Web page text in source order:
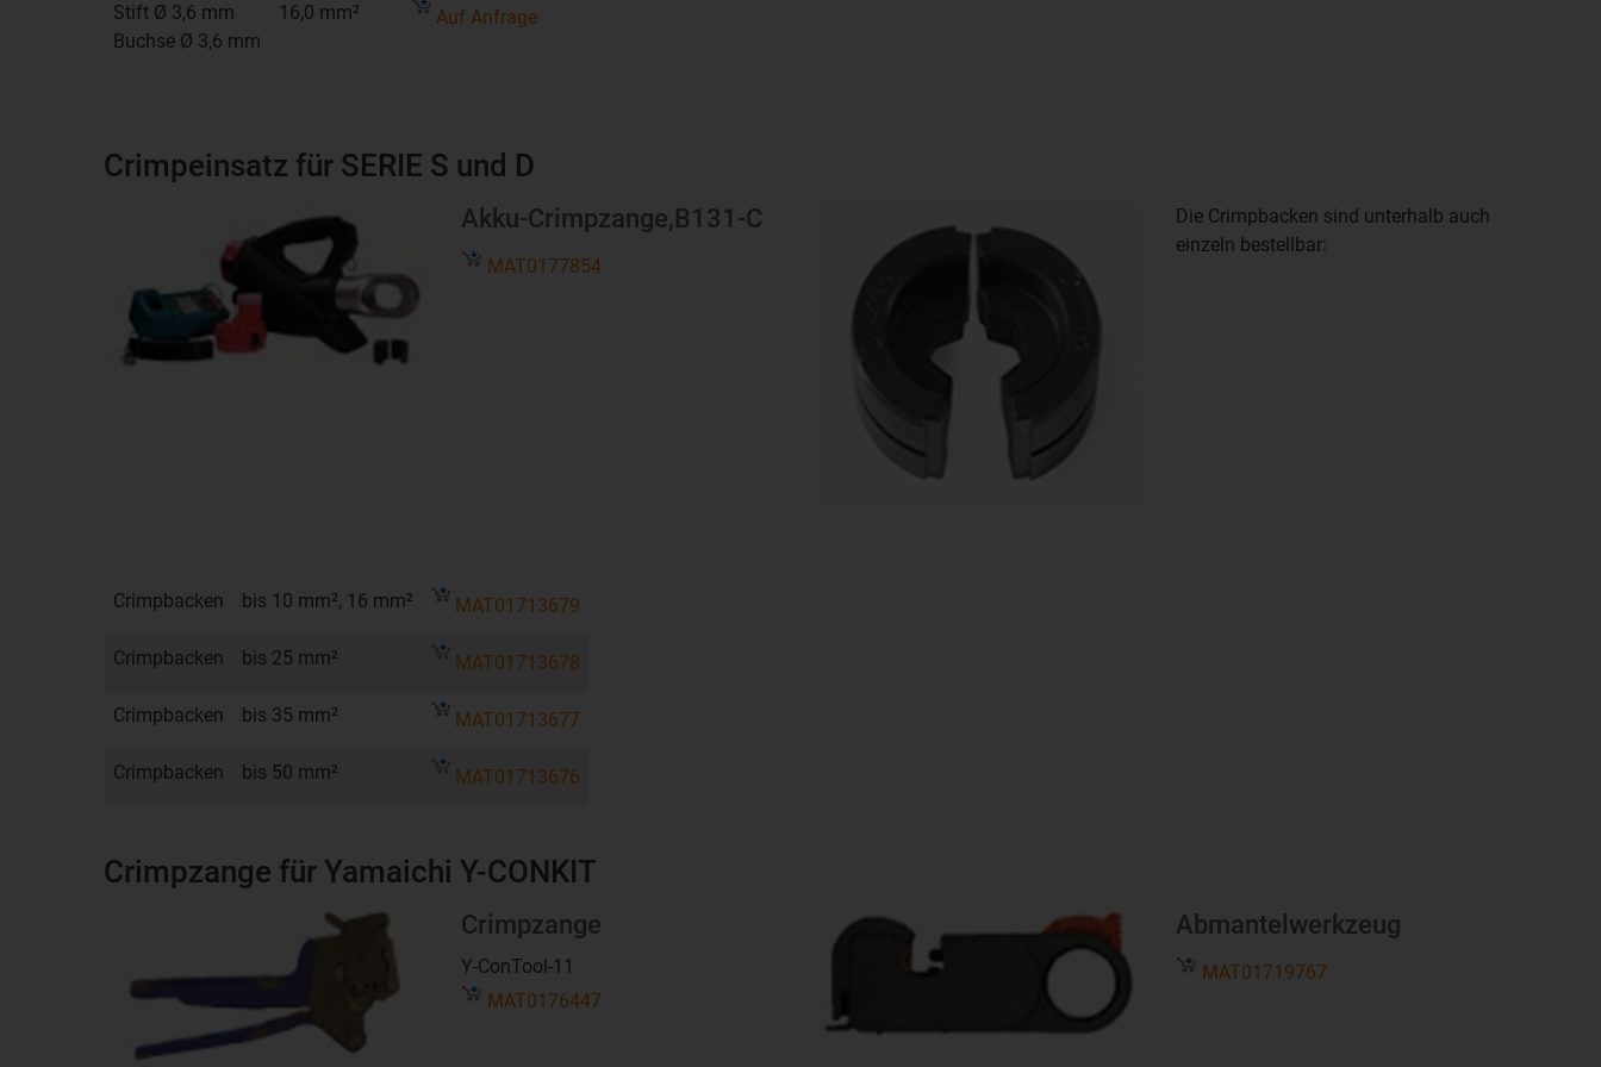
Stift Ø 3,6 mm
Buchse Ø 3,6 mm
16,0 mm² Auf Anfrage
Crimpeinsatz für SERIE S und D
Akku-Crimpzange,B131-C
MAT0177854
Die Crimpbacken sind unterhalb auch
einzeln bestellbar:
Crimpbacken bis 10 mm², 16 mm² MAT01713679
Crimpbacken bis 25 mm² MAT01713678
Crimpbacken bis 35 mm² MAT01713677
Crimpbacken bis 50 mm² MAT01713676
Crimpzange für Yamaichi Y-CONKIT
Crimpzange
Y-ConTool-11
MAT0176447
Abmantelwerkzeug
MAT01719767